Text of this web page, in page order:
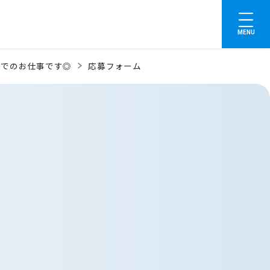
MENU
のお仕事です◎ 応募フォーム